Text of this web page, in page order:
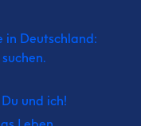
in Deutschland:
und ich!